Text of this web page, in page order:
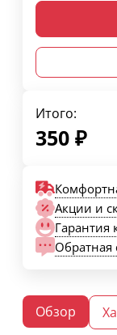
Итого:
350 ₽
Акции и
Гарантия
Обратная
Обзор